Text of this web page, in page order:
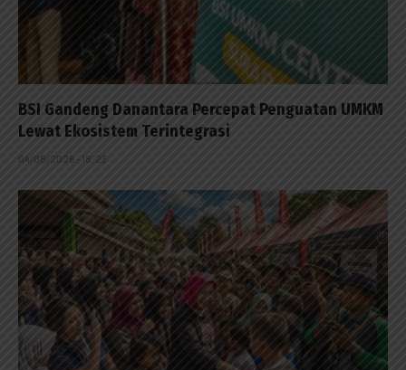
BSI Gandeng Danantara Percepat Penguatan UMKM
Lewat Ekosistem Terintegrasi
04/08/2026 - 18:23